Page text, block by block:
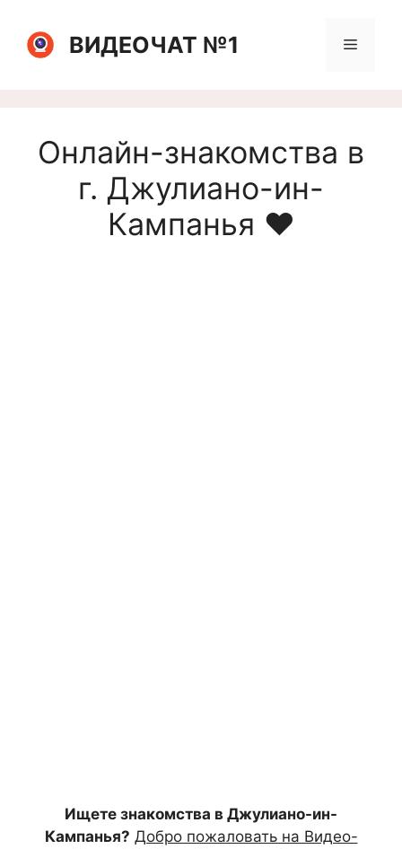
содержимомуВИДЕОЧАТ №1 Меню
Онлайн-знакомства в
г. Джулиано-ин-
Кампанья ❤️
Ищете знакомства в Джулиано-ин-
Кампанья? Добро пожаловать на Видео-